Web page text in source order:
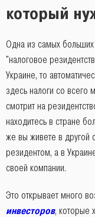
который
Одна из самых больших
"налоговое
Украине, то
здесь налоги со всего
смотрит на
находитесь в стране
же вы живете в другой
резидентом, а в
своей компании.
Это открывает много
инвесторов, которые